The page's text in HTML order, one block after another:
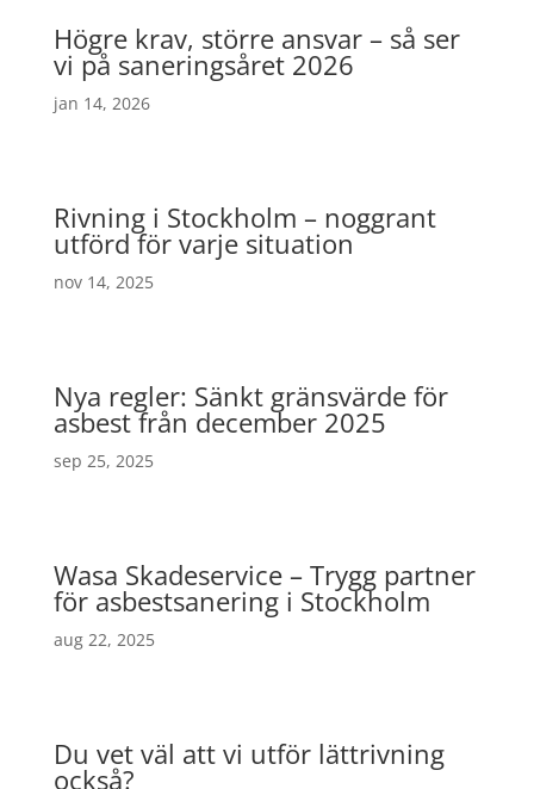
Högre krav, större ansvar – så ser
vi på saneringsåret 2026
jan 14, 2026
Rivning i Stockholm – noggrant
utförd för varje situation
nov 14, 2025
Nya regler: Sänkt gränsvärde för
asbest från december 2025
sep 25, 2025
Wasa Skadeservice – Trygg partner
för asbestsanering i Stockholm
aug 22, 2025
Du vet väl att vi utför lättrivning
också?